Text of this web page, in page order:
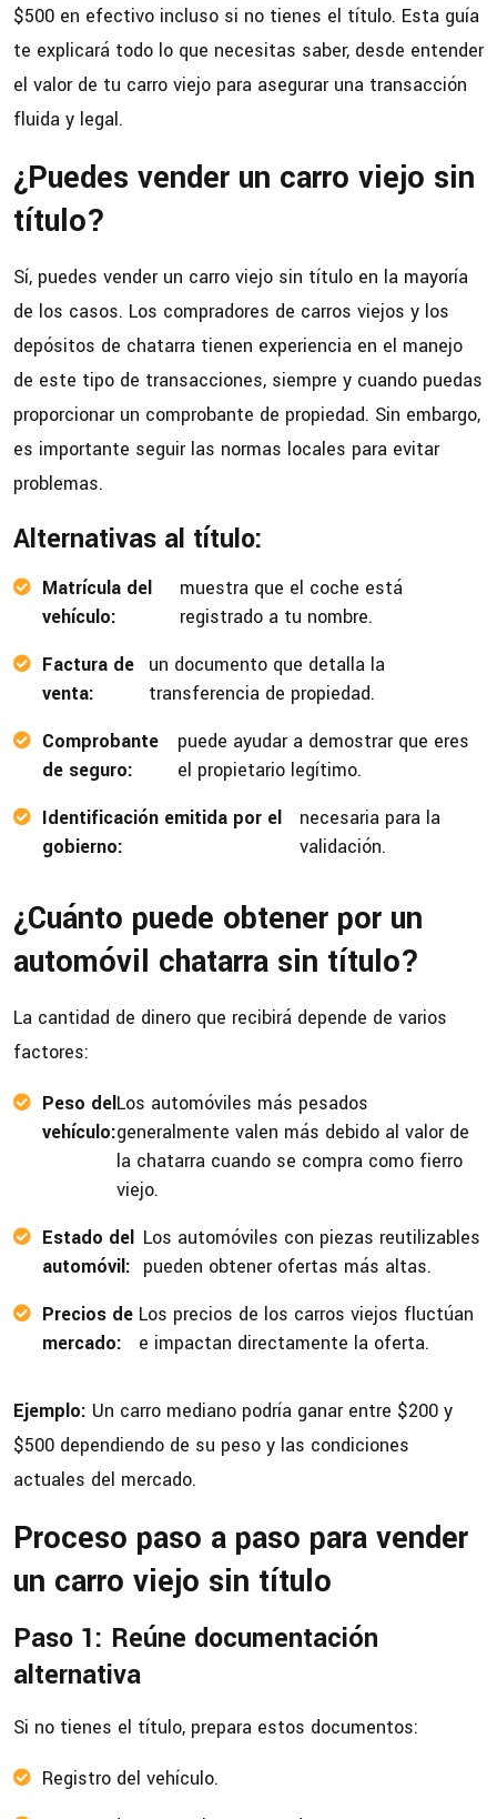
$500 en efectivo incluso si no tienes el título. Esta guía
te explicará todo lo que necesitas saber, desde entender
el valor de tu carro viejo para asegurar una transacción
fluida y legal.
¿Puedes vender un carro viejo sin
título?
Sí, puedes vender un carro viejo sin título en la mayoría
de los casos. Los compradores de carros viejos y los
depósitos de chatarra tienen experiencia en el manejo
de este tipo de transacciones, siempre y cuando puedas
proporcionar un comprobante de propiedad. Sin embargo,
es importante seguir las normas locales para evitar
problemas.
Alternativas al título:
Matrícula del
vehículo:
muestra que el coche está
registrado a tu nombre.
Factura de
venta:
un documento que detalla la
transferencia de propiedad.
Comprobante
de seguro:
puede ayudar a demostrar que eres
el propietario legítimo.
Identificación emitida por el
gobierno:
necesaria para la
validación.
¿Cuánto puede obtener por un
automóvil chatarra sin título?
La cantidad de dinero que recibirá depende de varios
factores:
Peso del
vehículo:
Los automóviles más pesados
generalmente valen más debido al valor de
la chatarra cuando se compra como fierro
viejo.
Estado del
automóvil:
Los automóviles con piezas reutilizables
pueden obtener ofertas más altas.
Precios de
mercado:
Los precios de los carros viejos fluctúan
e impactan directamente la oferta.
Ejemplo: Un carro mediano podría ganar entre $200 y
$500 dependiendo de su peso y las condiciones
actuales del mercado.
Proceso paso a paso para vender
un carro viejo sin título
Paso 1: Reúne documentación
alternativa
Si no tienes el título, prepara estos documentos:
Registro del vehículo.